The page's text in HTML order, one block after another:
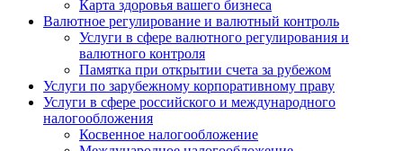
Карта здоровья вашего бизнеса
Валютное регулирование и валютный контроль
Услуги в сфере валютного регулирования и
валютного контроля
Памятка при открытии счета за рубежом
Услуги по зарубежному корпоративному праву
Услуги в сфере российского и международного
налогообложения
Косвенное налогообложение